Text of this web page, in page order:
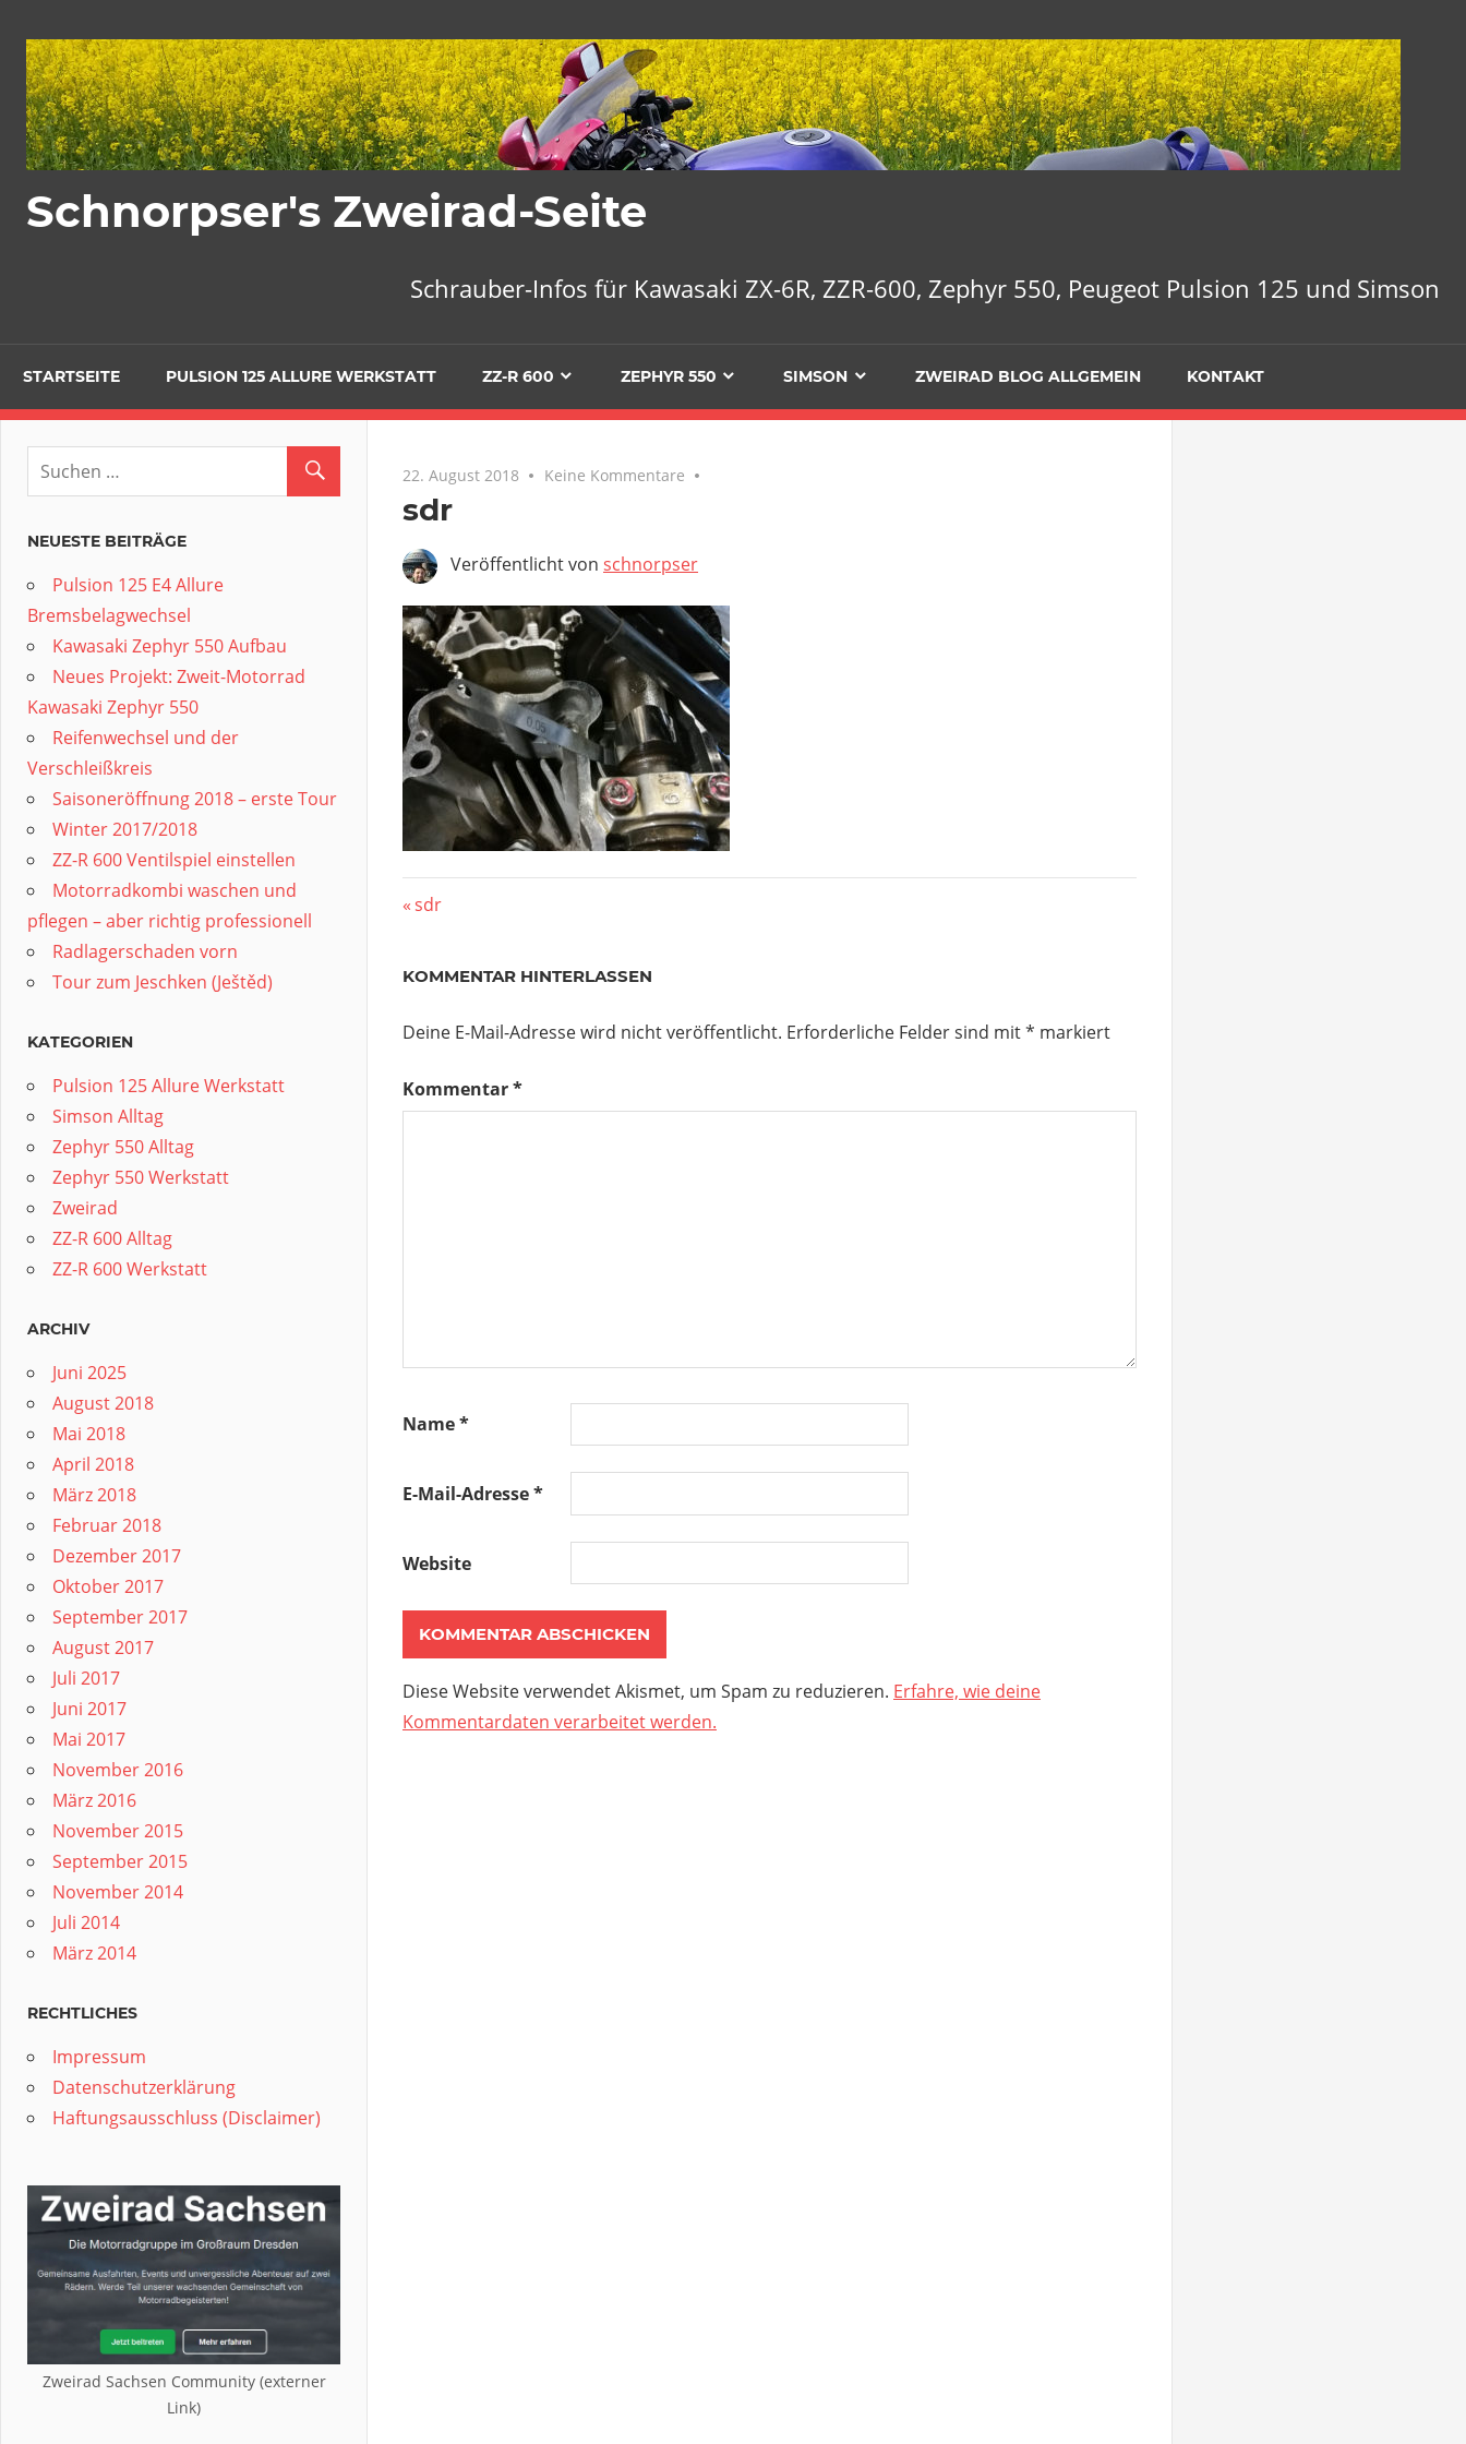
Inhalt
springen
Schnorpser's Zweirad-Seite
Schrauber-Infos für Kawasaki ZX-6R, ZZR-600, Zephyr 550, Peugeot Pulsion 125 und Simson
STARTSEITE PULSION 125 ALLURE WERKSTATT ZZ-R 600 ZEPHYR 550 SIMSON ZWEIRAD BLOG ALLGEMEIN KONTAKT
22. August 2018 Keine Kommentare
sdr
Veröffentlicht von schnorpser
Beitragsnavigation
Vorheriger
sdr
KOMMENTAR HINTERLASSEN
Deine E-Mail-Adresse wird nicht veröffentlicht. Erforderliche Felder sind mit* markiert
Kommentar*
Name*
E-Mail-Adresse*
Website
Diese Website verwendet Akismet, um Spam zu reduzieren. Erfahre, wie deine
Kommentardaten verarbeitet werden.
NEUESTE BEITRÄGE
Pulsion 125 E4 Allure
Bremsbelagwechsel
Kawasaki Zephyr 550 Aufbau
Neues Projekt: Zweit-Motorrad
Kawasaki Zephyr 550
Reifenwechsel und der
Verschleißkreis
Saisoneröffnung 2018 – erste Tour
Winter 2017/2018
ZZ-R 600 Ventilspiel einstellen
Motorradkombi waschen und
pflegen – aber richtig professionell
Radlagerschaden vorn
Tour zum Jeschken (Ještěd)
KATEGORIEN
Pulsion 125 Allure Werkstatt
Simson Alltag
Zephyr 550 Alltag
Zephyr 550 Werkstatt
Zweirad
ZZ-R 600 Alltag
ZZ-R 600 Werkstatt
ARCHIV
Juni 2025
August 2018
Mai 2018
April 2018
März 2018
Februar 2018
Dezember 2017
Oktober 2017
September 2017
August 2017
Juli 2017
Juni 2017
Mai 2017
November 2016
März 2016
November 2015
September 2015
November 2014
Juli 2014
März 2014
RECHTLICHES
Impressum
Datenschutzerklärung
Haftungsausschluss (Disclaimer)
Zweirad Sachsen Community (externer
Link)